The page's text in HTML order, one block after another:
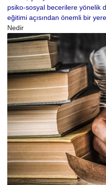
psiko-sosyal becerilere yönelik
eğitimi açısından önemli bir
Nedir